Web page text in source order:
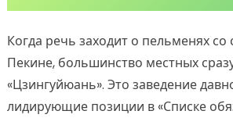
Когда речь заходит о пельменях со
Пекине, большинство местных
«Цзингуйюань». Это заведение
лидирующие позиции в «Списке